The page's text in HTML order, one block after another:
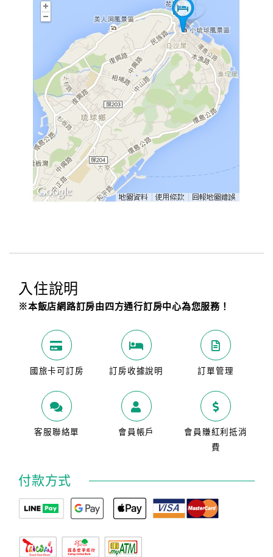
入住說明
※本飯店網路訂房由四方通行訂房中心為您服務！
國旅卡可訂房 訂房收據說明 訂單管理
客服聯絡單 會員帳戶
會員賺紅利抵消
費
付款方式